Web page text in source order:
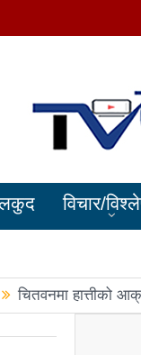
विचार/
चितवनमा हात्तीको